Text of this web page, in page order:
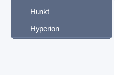
Hunkt
Hyperion